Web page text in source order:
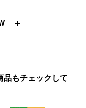
もチェックして